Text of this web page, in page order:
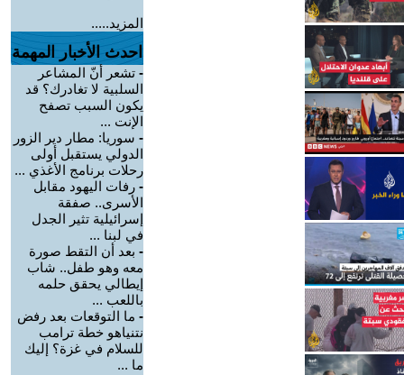
المزيد.....
احدث الأخبار المهمة
- تشعر أنّ المشاعر
السلبية لا تغادرك؟ قد
يكون السبب تصفح
الإنت ...
- سوريا: مطار دير الزور
الدولي يستقبل أولى
رحلات برنامج الأغذي ...
- رفات اليهود مقابل
الأسرى.. صفقة
إسرائيلية تثير الجدل
في لبنا ...
- بعد أن التقط صورة
معه وهو طفل.. شاب
إيطالي يحقق حلمه
باللعب ...
- ما التوقعات بعد رفض
نتنياهو خطة ترامب
للسلام في غزة؟ إليك
ما ...